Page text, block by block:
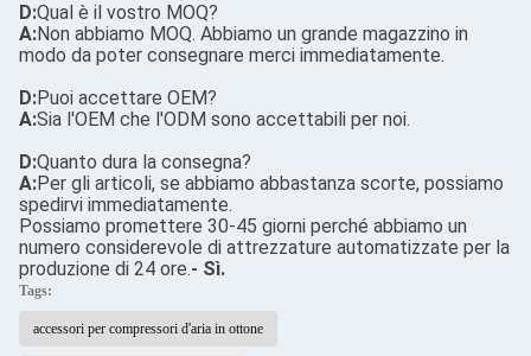
D:Qual è il vostro MOQ?
A:Non abbiamo MOQ. Abbiamo un grande magazzino in
modo da poter consegnare merci immediatamente.
D:Puoi accettare OEM?
A:Sia l'OEM che l'ODM sono accettabili per noi.
D:Quanto dura la consegna?
A:Per gli articoli, se abbiamo abbastanza scorte, possiamo
spedirvi immediatamente.
Possiamo promettere 30-45 giorni perché abbiamo un
numero considerevole di attrezzature automatizzate per la
produzione di 24 ore.- Sì.
Tags:
accessori per compressori d'aria in ottone